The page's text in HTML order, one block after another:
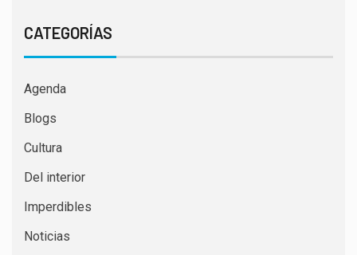
CATEGORÍAS
Agenda
Blogs
Cultura
Del interior
Imperdibles
Noticias